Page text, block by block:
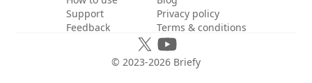
Support
Feedback
Privacy policy
Terms & conditions
© 2023-2026 Briefy